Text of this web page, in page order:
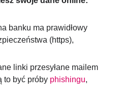
banku ma prawidłowy
(https),
linki przesyłane mailem
to być próby phishingu,